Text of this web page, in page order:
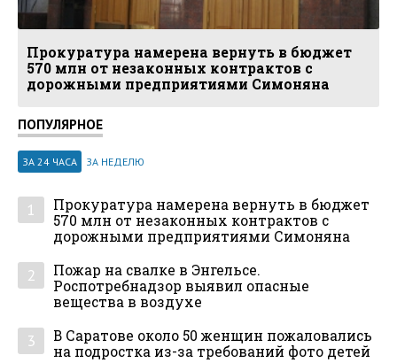
Прокуратура намерена вернуть в бюджет
570 млн от незаконных контрактов с
дорожными предприятиями Симоняна
ПОПУЛЯРНОЕ
ЗА 24 ЧАСА ЗА НЕДЕЛЮ
1
Прокуратура намерена вернуть в бюджет
570 млн от незаконных контрактов с
дорожными предприятиями Симоняна
2
Пожар на свалке в Энгельсе.
Роспотребнадзор выявил опасные
вещества в воздухе
3
В Саратове около 50 женщин пожаловались
на подростка из-за требований фото детей